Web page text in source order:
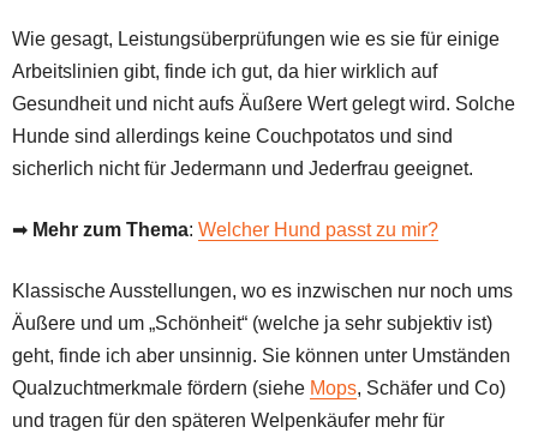
Wie gesagt, Leistungsüberprüfungen wie es sie für einige
Arbeitslinien gibt, finde ich gut, da hier wirklich auf
Gesundheit und nicht aufs Äußere Wert gelegt wird. Solche
Hunde sind allerdings keine Couchpotatos und sind
sicherlich nicht für Jedermann und Jederfrau geeignet.
➡ Mehr zum Thema: Welcher Hund passt zu mir?
Klassische Ausstellungen, wo es inzwischen nur noch ums
Äußere und um „Schönheit“ (welche ja sehr subjektiv ist)
geht, finde ich aber unsinnig. Sie können unter Umständen
Qualzuchtmerkmale fördern (siehe Mops, Schäfer und Co)
und tragen für den späteren Welpenkäufer mehr für